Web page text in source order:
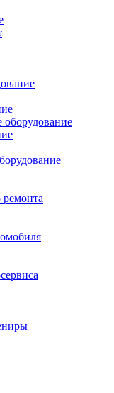
оборудование
ремонта